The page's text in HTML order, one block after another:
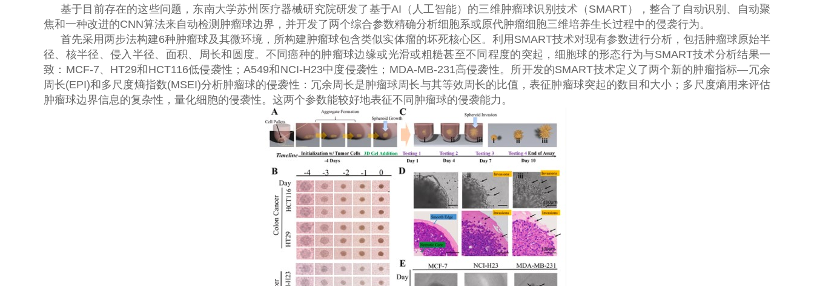
基于目前存在的这些问题，东南大学苏州医疗器械研究院研发了基于AI （人工智能）的三维肿瘤球识别技术（ SMART ），整合了自动识别、自动聚
焦和一种改进的CNN算法来自动检测肿瘤球边界，并开发了两个综合参数精确分析细胞系或原代肿瘤细胞三维培养生长过程中的侵袭行为。
首先采用两步法构建6种肿瘤球及其微环境，所构建肿瘤球包含类似实体瘤的坏死核心区。利用 SMART技术对现有参数进行分析，包括肿瘤球原始半
径、核半径、侵入半径、面积、周长和圆度。不同癌种的肿瘤球边缘或光滑或粗糙甚至不同程度的突起，细胞球的形态行为与SMART技术分析结果一
致： MCF-7、 HT29和 HCT116低侵袭性；A549和 NCI-H23中度侵袭性； MDA-MB-231高侵袭性。所开发的SMART技术定义了两个新的肿瘤指标—冗余
周长(EPI)和多尺度熵指数(MSEI)分析肿瘤球的侵袭性：冗余周长是肿瘤球周长与其等效周长的比值，表征肿瘤球突起的数目和大小；多尺度熵用来评估
肿瘤球边界信息的复杂性，量化细胞的侵袭性。这两个参数能较好地表征不同肿瘤球的侵袭能力。